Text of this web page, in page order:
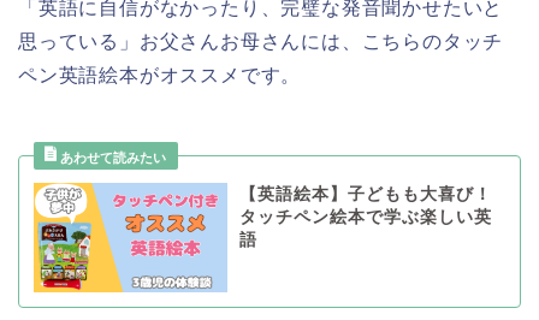
「英語に自信がなかったり、完璧な発音聞かせたいと
思っている」お父さんお母さんには、こちらのタッチ
ペン英語絵本がオススメです。
【英語絵本】子どもも大喜び！
タッチペン絵本で学ぶ楽しい英
語